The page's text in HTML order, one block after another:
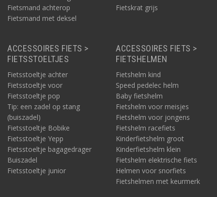
Fietsmand achterop
Fietsmand met deksel
Fietskrat grijs
ACCESSOIRES FIETS >
FIETSSTOELTJES
Fietsstoeltje achter
Fietsstoeltje voor
Fietsstoeltje pop
Tip: een zadel op stang
(buiszadel)
Fietsstoeltje Bobike
Fietsstoeltje Yepp
Fietsstoeltje bagagedrager
Buiszadel
Fietsstoeltje junior
ACCESSOIRES FIETS >
FIETSHELMEN
Fietshelm kind
Speed pedelec helm
Baby fietshelm
Fietshelm voor meisjes
Fietshelm voor jongens
Fietshelm racefiets
Kinderfietshelm groot
Kinderfietshelm klein
Fietshelm elektrische fiets
Helmen voor snorfiets
Fietshelmen met keurmerk